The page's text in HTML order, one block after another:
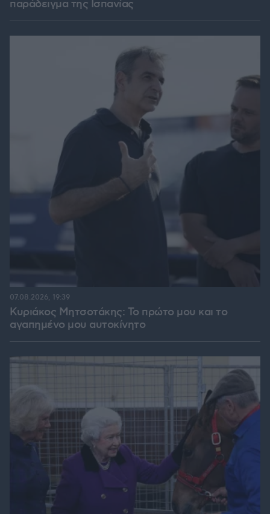
παράδειγμα της Ισπανίας
Κυριάκος Μητσοτάκης: Το πρώτο μου και το
αγαπημένο μου αυτοκίνητο
07.08.2026, 19:39